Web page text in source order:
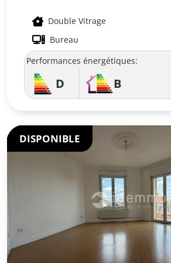
Double Vitrage
Bureau
Performances énergétiques:
D B
DISPONIBLE